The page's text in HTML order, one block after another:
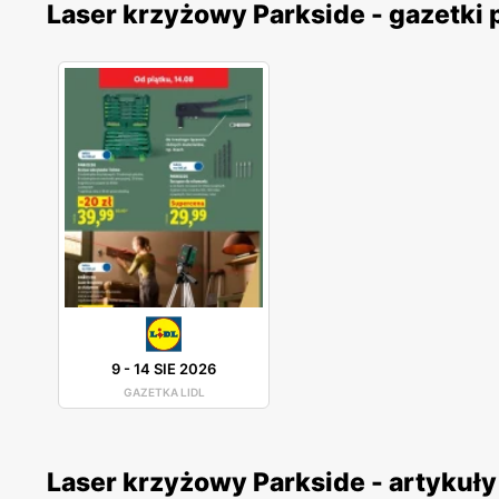
Laser krzyżowy Parkside - gazetki
9-14 SIE 2026
GAZETKA LIDL
Laser krzyżowy Parkside - artykuły